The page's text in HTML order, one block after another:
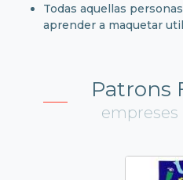
Todas aquellas
aprender a maquetar
Patrons